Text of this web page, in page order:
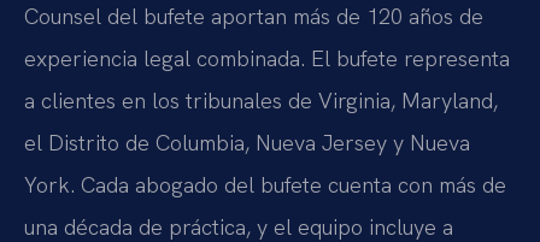
Counsel del bufete aportan más de 120 años de
experiencia legal combinada. El bufete representa
a clientes en los tribunales de Virginia, Maryland,
el Distrito de Columbia, Nueva Jersey y Nueva
York. Cada abogado del bufete cuenta con más de
una década de práctica, y el equipo incluye a